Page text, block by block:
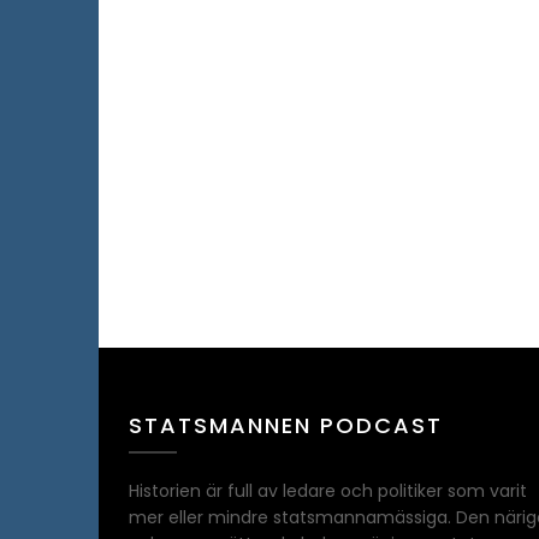
STATSMANNEN PODCAST
Historien är full av ledare och politiker som varit
mer eller mindre statsmannamässiga. Den